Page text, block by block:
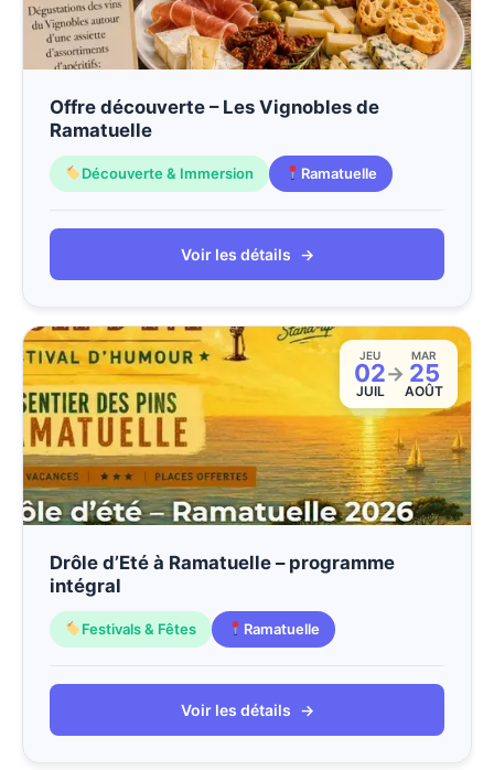
Offre découverte – Les Vignobles de
Ramatuelle
Découverte & Immersion Ramatuelle
Voir les détails →
JEU
02
JUIL
→
MAR
25
AOÛT
Drôle d’Eté à Ramatuelle – programme
intégral
Festivals & Fêtes Ramatuelle
Voir les détails →